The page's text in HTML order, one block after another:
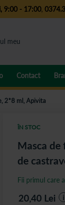
9:00 - 17:00,
meu
Contact
2*8 ml, Apivita
Masca
de
ÎN STOC
Fii primul care
20,40Lei i